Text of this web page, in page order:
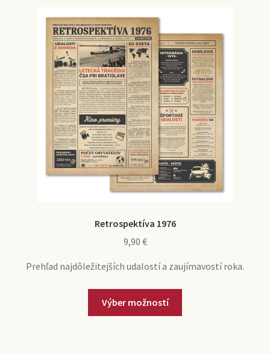
Retrospektíva 1976
9,90 €
Prehľad najdôležitejších udalostí a zaujímavostí roka.
Výber možností